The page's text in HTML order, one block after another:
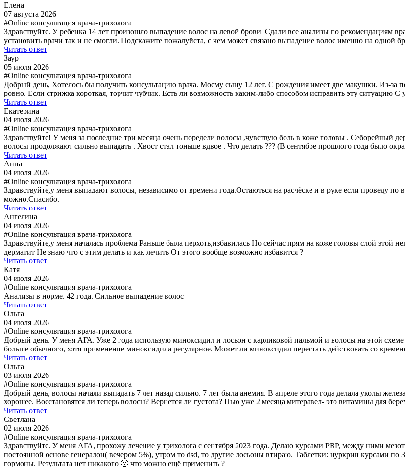
Елена
07 августа 2026
#Online консультация врача-трихолога
Здравствуйте. У ребенка 14 лет произошло выпадение волос на левой брови. Сдали все анализы по рекомендациям
установить врачи так и не смогли. Подскажите пожалуйста, с чем может связано выпадение волос именно на одной
Читать ответ
Заур
05 июля 2026
#Online консультация врача-трихолога
Добрый день, Хотелось бы получить консультацию врача. Моему сыну 12 лет. С рождения имеет две макушки. Из-за
ровно. Если стрижка короткая, торчит чубчик. Есть ли возможность каким-либо способом исправить эту ситуацию С
Читать ответ
Екатерина
04 июля 2026
#Online консультация врача-трихолога
Здравствуйте! У меня за последние три месяца очень поредели волосы ,чувствую боль в коже головы . Себорейный
волосы продолжают сильно выпадать . Хвост стал тоньше вдвое . Что делать ??? (В сентябре прошлого года было
Читать ответ
Анна
04 июля 2026
#Online консультация врача-трихолога
Здравствуйте,у меня выпадают волосы, независимо от времени года.Остаються на расчёске и в руке если проведу
можно.Спасибо.
Читать ответ
Ангелина
04 июля 2026
#Online консультация врача-трихолога
Здравствуйте,у меня началась проблема Раньше была перхоть,избавилась Но сейчас прям на коже головы слой этой
дерматит Не знаю что с этим делать и как лечить От этого вообще возможно избавится ?
Читать ответ
Катя
04 июля 2026
#Online консультация врача-трихолога
Анализы в норме. 42 года. Сильное выпадение волос
Читать ответ
Ольга
04 июля 2026
#Online консультация врача-трихолога
Добрый день. У меня АГА. Уже 2 года использую миноксидил и лосьон с карликовой пальмой и волосы на этой
больше обычного, хотя применение миноксидила регулярное. Может ли миноксидил перестать действовать со
Читать ответ
Ольга
03 июля 2026
#Online консультация врача-трихолога
Добрый день, волосы начали выпадать 7 лет назад сильно. 7 лет была анемия. В апреле этого года делала уколы
хорошее. Восстановятся ли теперь волосы? Вернется ли густота? Пью уже 2 месяца митеравел- это витамины для
Читать ответ
Светлана
02 июля 2026
#Online консультация врача-трихолога
Здравствуйте. У меня АГА, прохожу лечение у трихолога с сентября 2023 года. Делаю курсами PRP, между ними
постоянной основе генералон( вечером 5%), утром то dsd, то другие лосьоны втираю. Таблетки: нуркрин курсами
гормоны. Результата нет никакого 🙁 что можно ещё применить ?